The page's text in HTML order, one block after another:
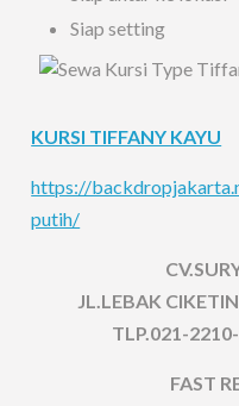
Siap setting
KURSI TIFFANY KAYU
https://
putih/
JL.LEBAK
TLP.021-
FAST